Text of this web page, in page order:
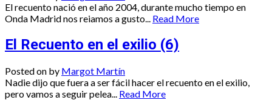
El recuento nació en el año 2004, durante mucho tiempo en
Onda Madrid nos reiamos a gusto...
Read More
El Recuento en el exilio (6)
Posted on by Margot Martín
Nadie dijo que fuera a ser fácil hacer el recuento en el exilio,
pero vamos a seguir pelea...
Read More